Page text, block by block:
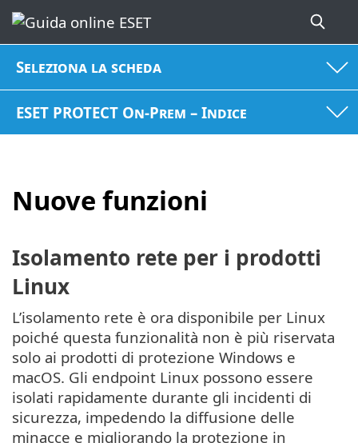
Seleziona la scheda
ESET PROTECT On-Prem – Indice
Nuove funzioni
Isolamento rete per i prodotti
Linux
L’isolamento rete è ora disponibile per Linux
poiché questa funzionalità non è più riservata
solo ai prodotti di protezione Windows e
macOS. Gli endpoint Linux possono essere
isolati rapidamente durante gli incidenti di
sicurezza, impedendo la diffusione delle
minacce e migliorando la protezione in